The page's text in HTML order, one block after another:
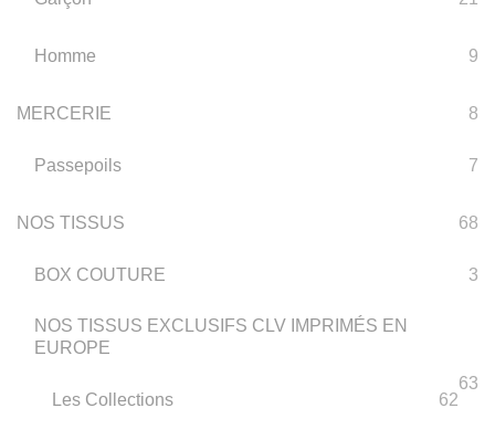
Homme 9
MERCERIE 8
Passepoils 7
NOS TISSUS 68
BOX COUTURE 3
NOS TISSUS EXCLUSIFS CLV IMPRIMÉS EN
EUROPE
63
Les Collections
62